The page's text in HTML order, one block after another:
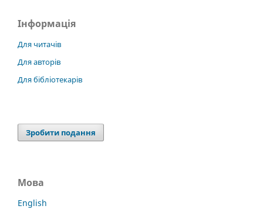
Інформація
Для читачів
Для авторів
Для бібліотекарів
Зробити подання
Мова
English